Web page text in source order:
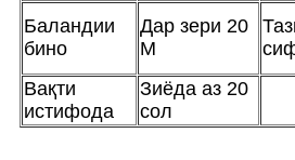
Баландии
бино
Дар зери 20
М
Вақти
истифода
Зиёда аз 20
сол